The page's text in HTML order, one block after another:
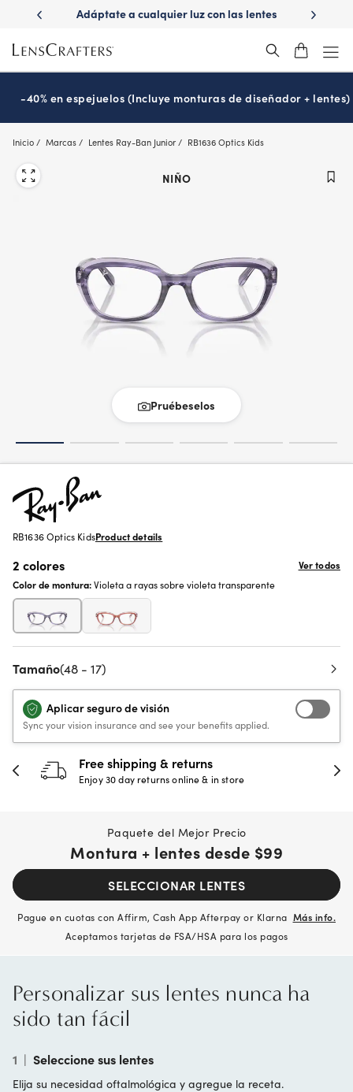
main
content
con
Adáptate a cualquier luz con las lentes
¿Es
-40% en espejuelos (Incluye monturas de diseñador + lentes)
Inicio Marcas Lentes Ray-Ban Junior RB1636 Optics Kids
NIÑO
Pruébeselos
RB1636 Optics KidsProduct details
2 colores
Ver todos
Color de montura:Violeta a rayas sobre violeta transparente
Tamaño(48 - 17)
Aplicar seguro de visión
Sync your vision insurance and see your benefits applied.
Free shipping & returns
Enjoy 30 day returns online & in store
Paquete del Mejor Precio
Montura + lentes desde $99
SELECCIONAR LENTES
Pague en cuotas con Affirm, Cash App Afterpay or Klarna Más info.
Aceptamos tarjetas de FSA/HSA para los pagos
Personalizar sus lentes nunca ha
sido tan fácil
1 | Seleccione sus lentes
Elija su necesidad oftalmológica y agregue la receta.